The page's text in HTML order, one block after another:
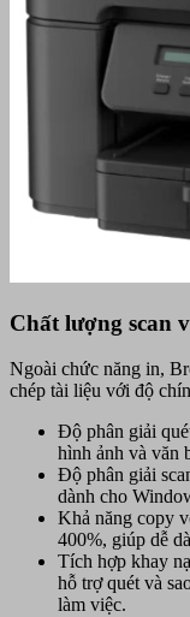
Chất lượng scan
Ngoài chức năng in,
chép tài liệu với độ
Độ phân giải
hình ảnh và văn
Độ phân giải
dành cho
Khả năng copy
400%, giúp dễ
Tích hợp khay
hỗ trợ quét và
làm việc.